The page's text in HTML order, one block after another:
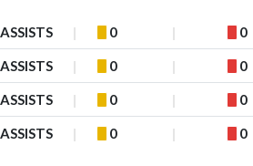
ASSISTS 0 0
ASSISTS 0 0
ASSISTS 0 0
ASSISTS 0 0